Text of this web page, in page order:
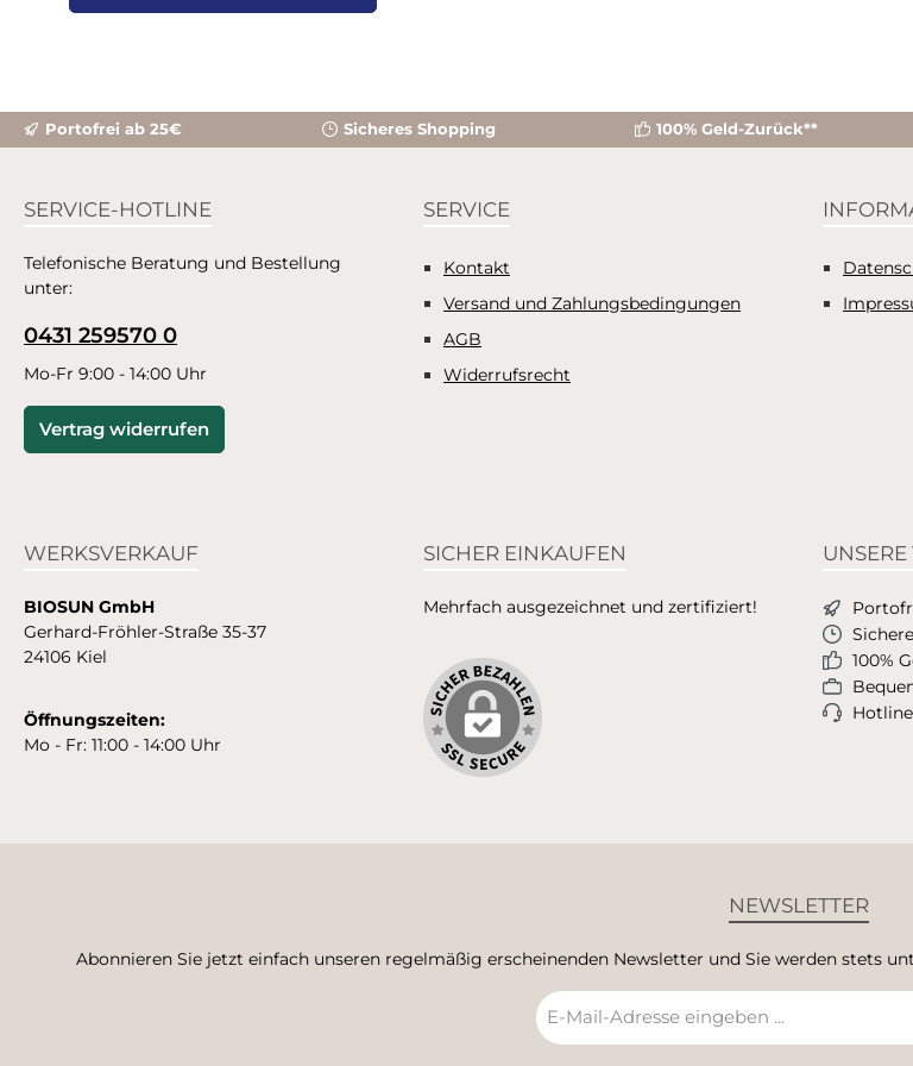
besteht zu 100% aus naturreinen
Inhaltstoffen und enthält keine
ml eltauglich
Portofrei ab 25€ Sicheres Shopping 100% Geld-Zurück**
SERVICE-HOTLINE
Telefonische Beratung und Bestellung
unter:
0431 259570 0
Mo-Fr 9:00 - 14:00 Uhr
Vertrag widerrufen
SERVICE
Kontakt
Versand und Zahlungsbedingungen
AGB
Widerrufsrecht
WERKSVERKAUF
BIOSUN GmbH
Gerhard-Fröhler-Straße 35-37
24106 Kiel
Öffnungszeiten:
Mo - Fr: 11:00 - 14:00 Uhr
SICHER EINKAUFEN
Mehrfach ausgezeichnet und zertifiziert!
UNSERE
100%
NEWSLETTER
Abonnieren Sie jetzt einfach unseren regelmäßig erscheinenden Newsletter und Sie werden stets
E-
Mail-